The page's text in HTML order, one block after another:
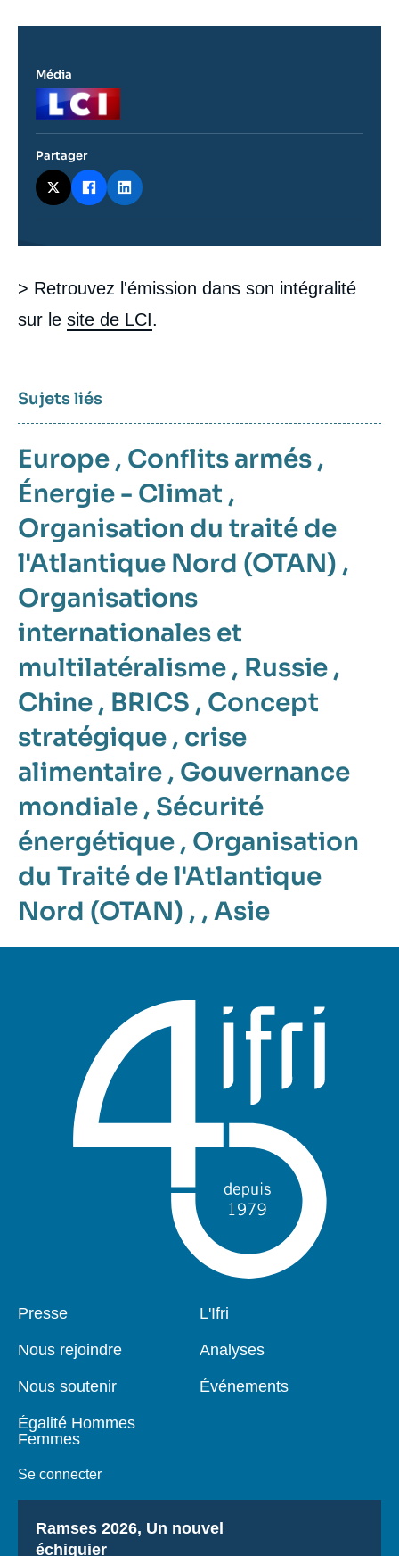
Contenu
intervention
médiatique
> Retrouvez l'émission dans son intégralité
sur le site de LCI.
Média
Logo
Partager
Sujets liés
Europe , Conflits armés ,
Énergie - Climat ,
Organisation du traité de
l'Atlantique Nord (OTAN) ,
Organisations
internationales et
multilatéralisme , Russie ,
Chine , BRICS , Concept
stratégique , crise
alimentaire , Gouvernance
mondiale , Sécurité
énergétique , Organisation
du Traité de l'Atlantique
Nord (OTAN) , , Asie
Pied
Presse
Nous rejoindre
Nous soutenir
Égalité Hommes
Femmes
Se connecter
Navigation
L'Ifri
Analyses
Événements
Titre
Ramses 2026, Un nouvel
échiquier